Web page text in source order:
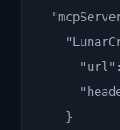
    }